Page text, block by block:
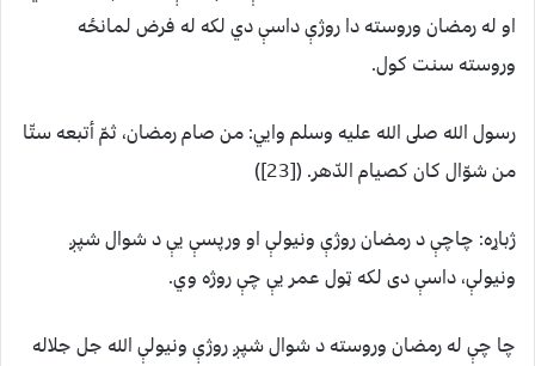
او له رمضان وروسته دا روژې داسې دي لکه له فرض لمانځه
وروسته سنت کول.
رسول الله صلى الله عليه وسلم وايي: من صام رمضان، ثمّ أتبعه ستّا
من شوّال كان كصيام الدّهر. ([23])
ژباړه: چاچې د رمضان روژې ونيولې او ورپسې يې د شوال شپږ
ونيولې، داسې دی لکه ټول عمر يې چې روژه وي.
چا چې له رمضان وروسته د شوال شپږ روژې ونيولې الله جل جلاله